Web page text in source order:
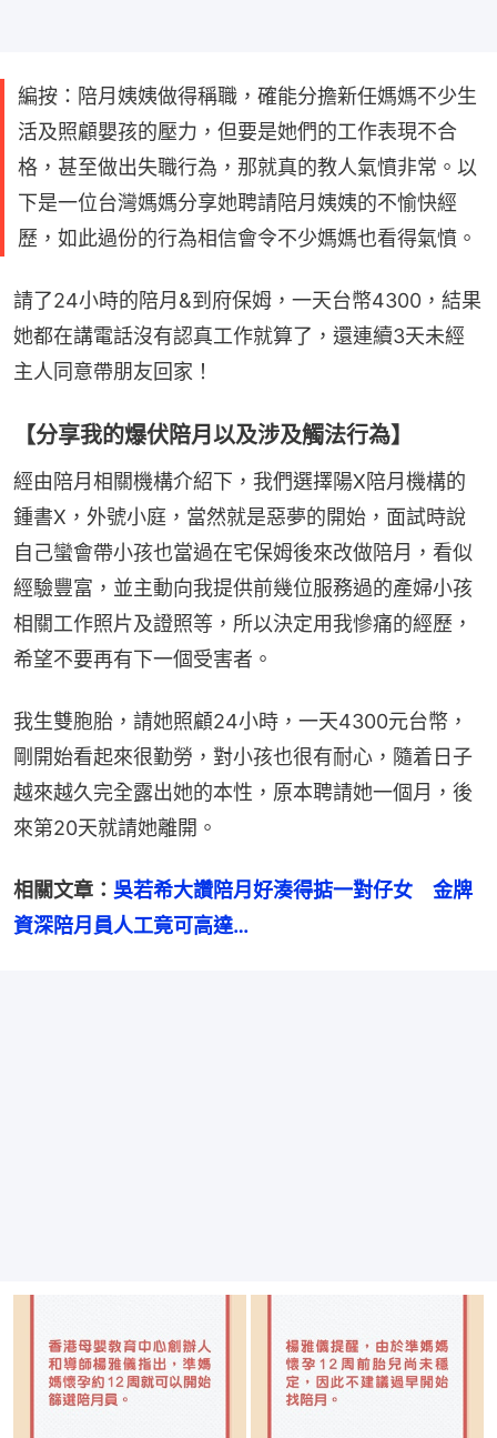
編按：陪月姨姨做得稱職，確能分擔新任媽媽不少生
活及照顧嬰孩的壓力，但要是她們的工作表現不合
格，甚至做出失職行為，那就真的教人氣憤非常。以
下是一位台灣媽媽分享她聘請陪月姨姨的不愉快經
歷，如此過份的行為相信會令不少媽媽也看得氣憤。
請了24小時的陪月&到府保姆，一天台幣4300，結果
她都在講電話沒有認真工作就算了，還連續3天未經
主人同意帶朋友回家！
【分享我的爆伏陪月以及涉及觸法行為】
經由陪月相關機構介紹下，我們選擇陽X陪月機構的
鍾書X，外號小庭，當然就是惡夢的開始，面試時說
自己蠻會帶小孩也當過在宅保姆後來改做陪月，看似
經驗豐富，並主動向我提供前幾位服務過的產婦小孩
相關工作照片及證照等，所以決定用我慘痛的經歷，
希望不要再有下一個受害者。
我生雙胞胎，請她照顧24小時，一天4300元台幣，
剛開始看起來很勤勞，對小孩也很有耐心，隨着日子
越來越久完全露出她的本性，原本聘請她一個月，後
來第20天就請她離開。
相關文章： 吳若希大讚陪月好湊得掂一對仔女　金牌
資深陪月員人工竟可高達…